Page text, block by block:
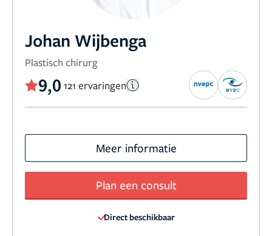
Johan Wijbenga
Plastisch chirurg
9,0 121 ervaringen
Meer informatie
Plan een consult
Direct beschikbaar